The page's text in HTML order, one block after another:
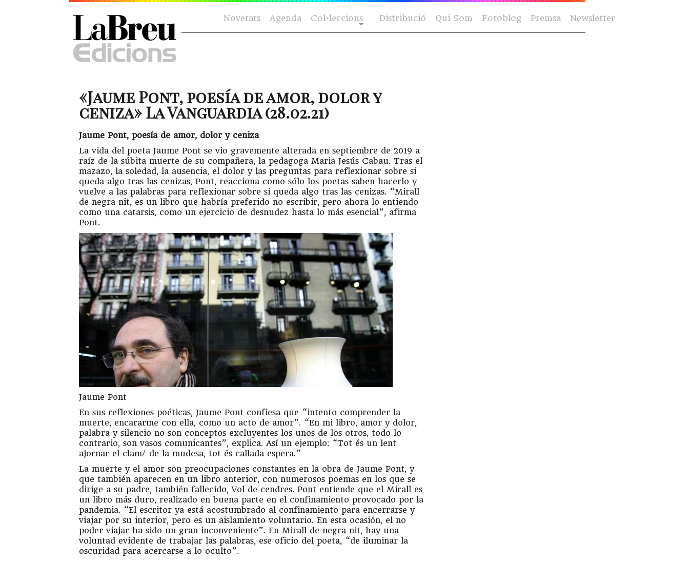
Novetats Agenda Col·leccions Distribució Qui Som Fotoblog Premsa Newsletter
«Jaume Pont, poesía de amor, dolor y
ceniza» La Vanguardia (28.02.21)
Jaume Pont, poesía de amor, dolor y ceniza
La vida del poeta Jaume Pont se vio gravemente alterada en septiembre de 2019 a
raíz de la súbita muerte de su compañera, la pedagoga Maria Jesús Cabau. Tras el
mazazo, la soledad, la ausencia, el dolor y las preguntas para reflexionar sobre si
queda algo tras las cenizas, Pont, reacciona como sólo los poetas saben hacerlo y
vuelve a las palabras para reflexionar sobre si queda algo tras las cenizas. “Mirall
de negra nit, es un libro que habría preferido no escribir, pero ahora lo entiendo
como una catarsis, como un ejercicio de desnudez hasta lo más esencial”, afirma
Pont.
Jaume Pont
En sus reflexiones poéticas, Jaume Pont confiesa que “intento comprender la
muerte, encararme con ella, como un acto de amor”. “En mi libro, amor y dolor,
palabra y silencio no son conceptos excluyentes los unos de los otros, todo lo
contrario, son vasos comunicantes”, explica. Así un ejemplo: “Tot és un lent
ajornar el clam/ de la mudesa, tot és callada espera.”
La muerte y el amor son preocupaciones constantes en la obra de Jaume Pont, y
que también aparecen en un libro anterior, con numerosos poemas en los que se
dirige a su padre, también fallecido, Vol de cendres. Pont entiende que el Mirall es
un libro más duro, realizado en buena parte en el confinamiento provocado por la
pandemia. “El escritor ya está acostumbrado al confinamiento para encerrarse y
viajar por su interior, pero es un aislamiento voluntario. En esta ocasión, el no
poder viajar ha sido un gran inconveniente”. En Mirall de negra nit, hay una
voluntad evidente de trabajar las palabras, ese oficio del poeta, “de iluminar la
oscuridad para acercarse a lo oculto”.